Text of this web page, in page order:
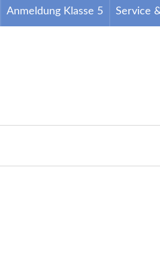
Anmeldung Klasse 5 Service